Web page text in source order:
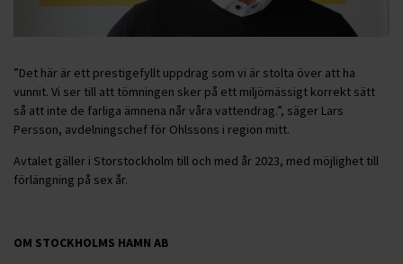
”Det här är ett prestigefyllt uppdrag som vi är stolta över att ha
vunnit. Vi ser till att tömningen sker på ett miljömässigt korrekt sätt
så att inte de farliga ämnena når våra vattendrag.”, säger Lars
Persson, avdelningschef för Ohlssons i region mitt.
Avtalet gäller i Storstockholm till och med år 2023, med möjlighet till
förlängning på sex år.
OM STOCKHOLMS HAMN AB